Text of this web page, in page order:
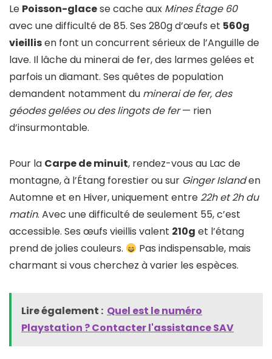
Le Poisson-glacese cache aux Mines Étage 60
avec une difficulté de 85. Ses 280g d’œufs et 560g
vieillisen font un concurrent sérieux de l’Anguille de
lave. Il lâche du minerai de fer, des larmes gelées et
parfois un diamant. Ses quêtes de population
demandent notamment du minerai de fer, des
géodes gelées ou des lingots de fer— rien
d’insurmontable.
Pour la Carpe de minuit, rendez-vous au Lac de
montagne, à l’Étang forestier ou sur Ginger Islanden
Automne et en Hiver, uniquement entre 22h et 2h du
matin. Avec une difficulté de seulement 55, c’est
accessible. Ses œufs vieillis valent 210g et l’étang
prend de jolies couleurs.
Pas indispensable, mais
charmant si vous cherchez à varier les espèces.
Lire également : Quel est le numéro
Playstation ? Contacter l'assistance SAV